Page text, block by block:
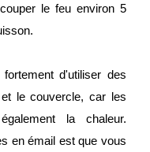
le feu environ 5
d'utiliser des
le couvercle, car les
la chaleur.
en émail est que vous